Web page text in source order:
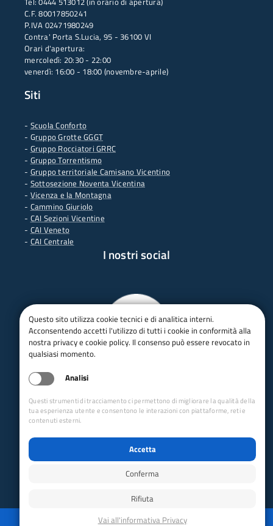
C.F. 80017850241
P.IVA 02471980249
Contra' Porta S.Lucia, 95 - 36100 VI
Orari d'apertura:
mercoledì: 20:30 - 22:00
venerdì: 16:00 - 18:00 (novembre-aprile)
Siti
- Scuola Conforto
- Gruppo Grotte GGGT
- Gruppo Rocciatori GRRC
- Gruppo Torrentismo
- Gruppo territoriale Camisano Vicentino
- Sottosezione Noventa Vicentina
- Vicenza e la Montagna
- Cammino Giuriolo
- CAI Sezioni Vicentine
- CAI Veneto
- CAI Centrale
I nostri social
Mappa del sitoDisabilita animazioni
Questo sito utilizza cookie tecnici e di analitica interni.
Acconsentendo accetti l'utilizzo di tutti i cookie in conformità alla
nostra privacy e cookie policy. Il consenso può essere revocato in
qualsiasi momento.
Analisi
Questi strumenti di tracciamento ci permettono di migliorare la qualità della
tua esperienza utente e consentono le interazioni con piattaforme, reti e
contenuti esterni.
Accetta
Conferma
Rifiuta